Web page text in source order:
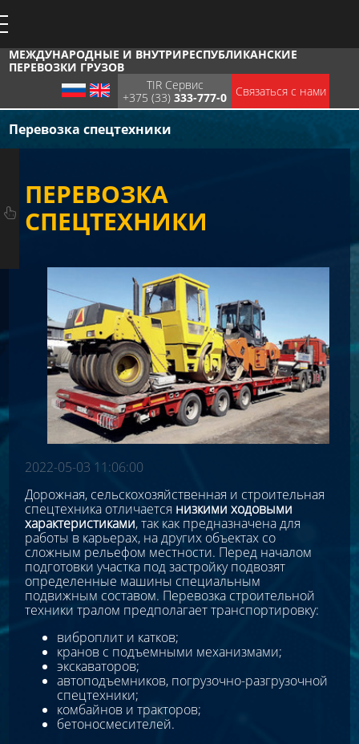
МЕЖДУНАРОДНЫЕ И ВНУТРИРЕСПУБЛИКАНСКИЕ
ПЕРЕВОЗКИ ГРУЗОВ
TIR Сервис
+375 (33) 333-777-0 Связаться с нами
Перевозка спецтехники
ПЕРЕВОЗКА
СПЕЦТЕХНИКИ
2022-05-03 11:06:00
Дорожная, сельскохозяйственная и строительная
спецтехника отличается низкими ходовыми
характеристиками, так как предназначена для
работы в карьерах, на других объектах со
сложным рельефом местности. Перед началом
подготовки участка под застройку подвозят
определенные машины специальным
подвижным составом. Перевозка строительной
техники тралом предполагает транспортировку:
виброплит и катков;
кранов с подъемными механизмами;
экскаваторов;
автоподъемников, погрузочно-разгрузочной
спецтехники;
комбайнов и тракторов;
бетоносмесителей.